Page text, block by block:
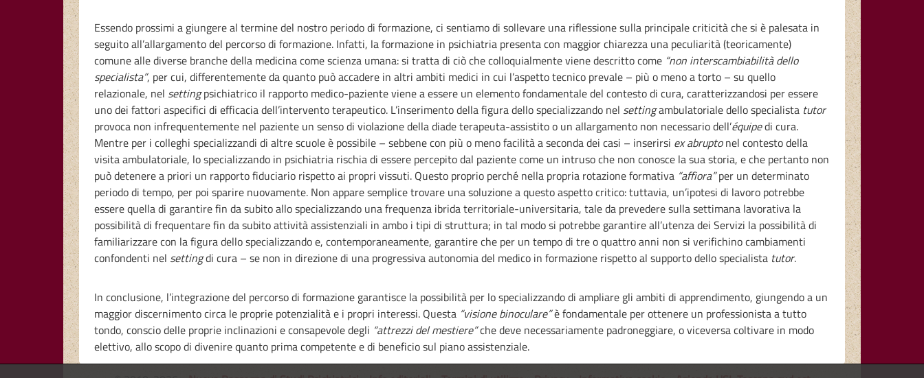
Essendo prossimi a giungere al termine del nostro periodo di formazione, ci sentiamo di sollevare una riflessione sulla principale criticità che si è palesata in
seguito all’allargamento del percorso di formazione. Infatti, la formazione in psichiatria presenta con maggior chiarezza una peculiarità (teoricamente)
comune alle diverse branche della medicina come scienza umana: si tratta di ciò che colloquialmente viene descritto come “non interscambiabilità dello
specialista”, per cui, differentemente da quanto può accadere in altri ambiti medici in cui l’aspetto tecnico prevale – più o meno a torto – su quello
relazionale, nel settingpsichiatrico il rapporto medico-paziente viene a essere un elemento fondamentale del contesto di cura, caratterizzandosi per essere
uno dei fattori aspecifici di efficacia dell’intervento terapeutico. L’inserimento della figura dello specializzando nel settingambulatoriale dello specialista tutor
provoca non infrequentemente nel paziente un senso di violazione della diade terapeuta-assistito o un allargamento non necessario dell’équipedi cura.
Mentre per i colleghi specializzandi di altre scuole è possibile – sebbene con più o meno facilità a seconda dei casi – inserirsi ex abruptonel contesto della
visita ambulatoriale, lo specializzando in psichiatria rischia di essere percepito dal paziente come un intruso che non conosce la sua storia, e che pertanto non
può detenere a priori un rapporto fiduciario rispetto ai propri vissuti. Questo proprio perché nella propria rotazione formativa “affiora”per un determinato
periodo di tempo, per poi sparire nuovamente. Non appare semplice trovare una soluzione a questo aspetto critico: tuttavia, un’ipotesi di lavoro potrebbe
essere quella di garantire fin da subito allo specializzando una frequenza ibrida territoriale-universitaria, tale da prevedere sulla settimana lavorativa la
possibilità di frequentare fin da subito attività assistenziali in ambo i tipi di struttura; in tal modo si potrebbe garantire all’utenza dei Servizi la possibilità di
familiarizzare con la figura dello specializzando e, contemporaneamente, garantire che per un tempo di tre o quattro anni non si verifichino cambiamenti
confondenti nel settingdi cura – se non in direzione di una progressiva autonomia del medico in formazione rispetto al supporto dello specialista tutor.
In conclusione, l’integrazione del percorso di formazione garantisce la possibilità per lo specializzando di ampliare gli ambiti di apprendimento, giungendo a un
maggior discernimento circa le proprie potenzialità e i propri interessi. Questa “visione binoculare”è fondamentale per ottenere un professionista a tutto
tondo, conscio delle proprie inclinazioni e consapevole degli “attrezzi del mestiere”che deve necessariamente padroneggiare, o viceversa coltivare in modo
elettivo, allo scopo di divenire quanto prima competente e di beneficio sul piano assistenziale.